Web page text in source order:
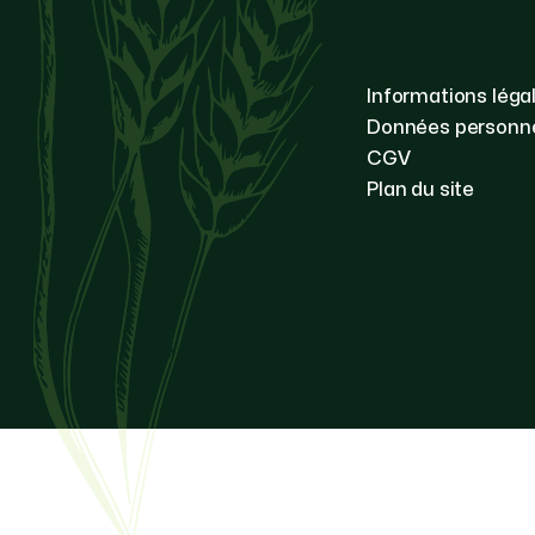
Informations
Données
CGV
Plan du site